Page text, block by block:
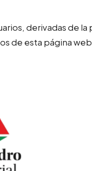
derivadas de
de esta página